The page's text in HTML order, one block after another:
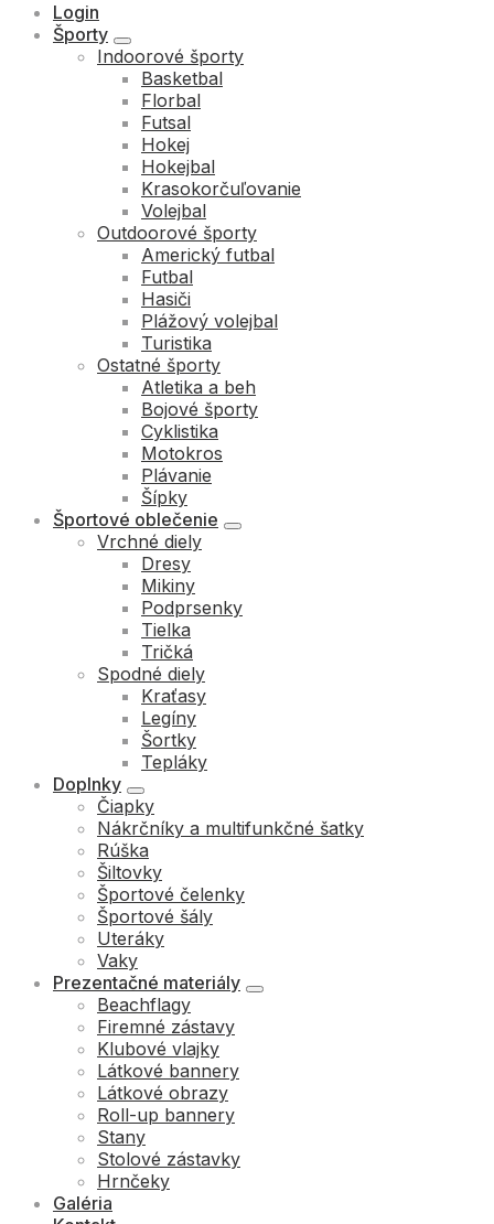
Login
Športy
Indoorové športy
Basketbal
Florbal
Futsal
Hokej
Hokejbal
Krasokorčuľovanie
Volejbal
Outdoorové športy
Americký futbal
Futbal
Hasiči
Plážový volejbal
Turistika
Ostatné športy
Atletika a beh
Bojové športy
Cyklistika
Motokros
Plávanie
Šípky
Športové oblečenie
Vrchné diely
Dresy
Mikiny
Podprsenky
Tielka
Tričká
Spodné diely
Kraťasy
Legíny
Šortky
Tepláky
Doplnky
Čiapky
Nákrčníky a multifunkčné šatky
Rúška
Šiltovky
Športové čelenky
Športové šály
Uteráky
Vaky
Prezentačné materiály
Beachflagy
Firemné zástavy
Klubové vlajky
Látkové bannery
Látkové obrazy
Roll-up bannery
Stany
Stolové zástavky
Hrnčeky
Galéria